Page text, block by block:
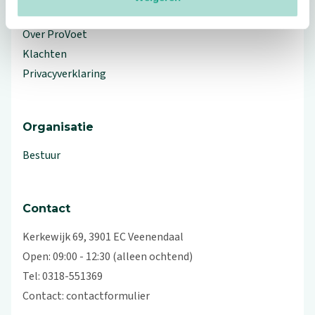
Workshops en lezingen
Over ProVoet
Klachten
Privacyverklaring
Organisatie
Bestuur
Contact
Kerkewijk 69, 3901 EC Veenendaal
Open: 09:00 - 12:30 (alleen ochtend)
Tel: 0318-551369
Contact:contactformulier